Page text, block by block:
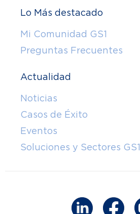
Lo Más destacado
Mi Comunidad GS1
Preguntas Frecuentes
Actualidad
Noticias
Casos de Éxito
Eventos
Soluciones y Sectores GS1